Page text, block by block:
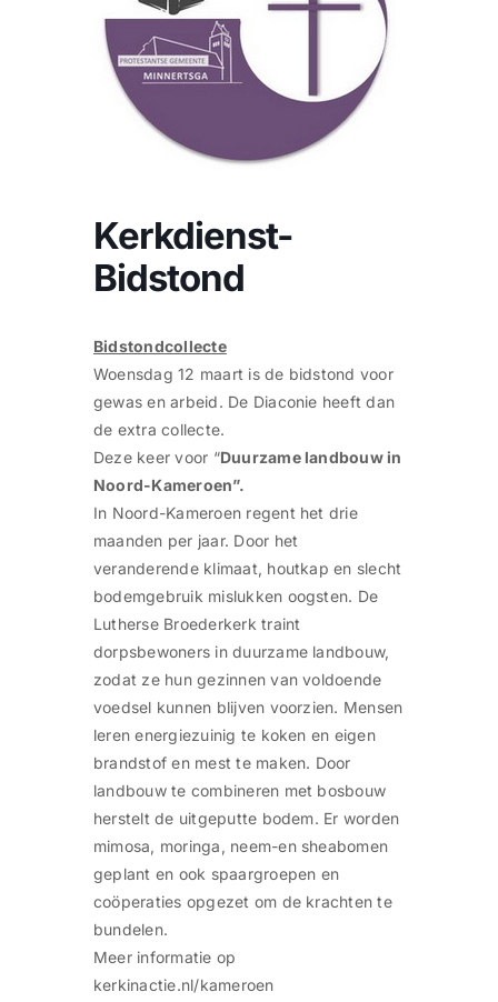
Zoeken
Kerkdienst-
Bidstond
Bidstondcollecte
Woensdag 12 maart is de bidstond voor
gewas en arbeid. De Diaconie heeft dan
de extra collecte.
Deze keer voor “Duurzame landbouw in
Noord-Kameroen”.
In Noord-Kameroen regent het drie
maanden per jaar. Door het
veranderende klimaat, houtkap en slecht
bodemgebruik mislukken oogsten. De
Lutherse Broederkerk traint
dorpsbewoners in duurzame landbouw,
zodat ze hun gezinnen van voldoende
voedsel kunnen blijven voorzien. Mensen
leren energiezuinig te koken en eigen
brandstof en mest te maken. Door
landbouw te combineren met bosbouw
herstelt de uitgeputte bodem. Er worden
mimosa, moringa, neem-en sheabomen
geplant en ook spaargroepen en
coöperaties opgezet om de krachten te
bundelen.
Meer informatie op
kerkinactie.nl/kameroen